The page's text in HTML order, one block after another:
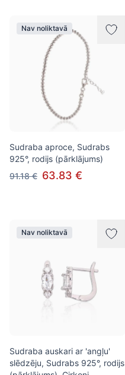
Nav noliktavā
Sudraba aproce, Sudrabs
925°, rodijs (pārklājums)
91.18 € 63.83 €
Nav noliktavā
Sudraba auskari ar 'angļu'
slēdzēju, Sudrabs 925°, rodijs